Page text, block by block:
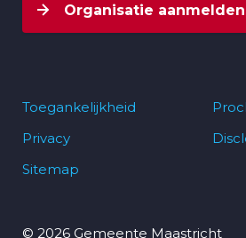
Organisatie aanmelden
Footer
Toegankelijkheid
Privacy
Sitemap
© 2026 Gemeente Maastricht